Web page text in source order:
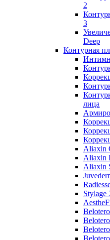
2
3
Deep
Контурная
лица
Aliaxin
Aliaxin
Aliaxin
Stylage